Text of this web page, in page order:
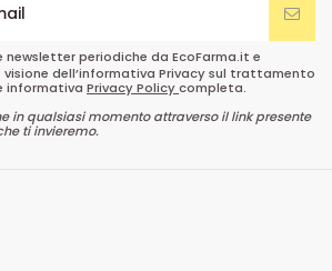
periodiche da EcoFarma.it e
visione dell’informativa Privacy sul trattamento
informativa Privacy Policycompleta.
in qualsiasi momento attraverso il link presente
ti invieremo.